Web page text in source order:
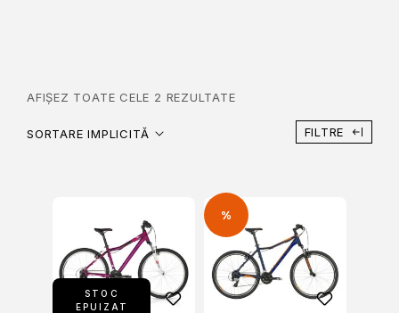
AFIȘEZ TOATE CELE 2 REZULTATE
SORTARE IMPLICITĂ FILTRE
STOC
EPUIZAT
%